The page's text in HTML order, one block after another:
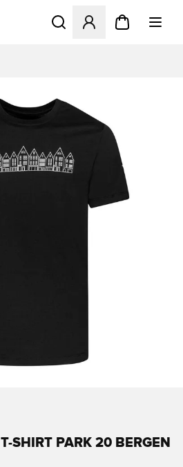
Åbner en Modal til at
SHIRT PARK 20 BERGEN